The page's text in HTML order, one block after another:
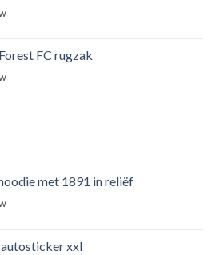
FC rugzak
met 1891 in reliëf
xxl